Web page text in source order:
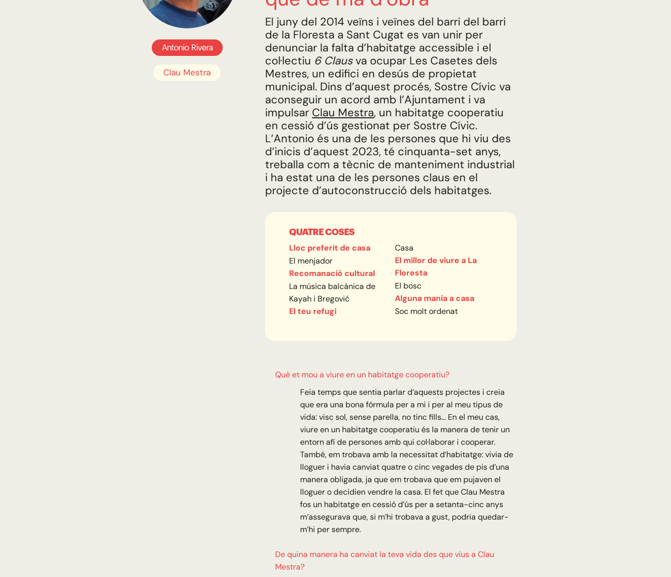
Antonio Rivera
Clau Mestra
El juny del 2014 veïns i veïnes del barri del barri
de la Floresta a Sant Cugat es van unir per
denunciar la falta d’habitatge accessible i el
col·lectiu 6 Clausva ocupar Les Casetes dels
Mestres, un edifici en desús de propietat
municipal. Dins d’aquest procés, Sostre Cívic va
aconseguir un acord amb l’Ajuntament i va
impulsar Clau Mestra, un habitatge cooperatiu
en cessió d’ús gestionat per Sostre Cívic.
L’Antonio és una de les persones que hi viu des
d’inicis d’aquest 2023, té cinquanta-set anys,
treballa com a tècnic de manteniment industrial
i ha estat una de les persones claus en el
projecte d’autoconstrucció dels habitatges.
QUATRE COSES
Lloc preferit de casa
El menjador
Recomanació cultural
La música balcànica de
Kayah i Bregović
El teu refugi
Casa
El millor de viure a La
Floresta
El bosc
Alguna mania a casa
Soc molt ordenat
Què et mou a viure en un habitatge cooperatiu?
Feia temps que sentia parlar d’aquests projectes i creia
que era una bona fórmula per a mi i per al meu tipus de
vida: visc sol, sense parella, no tinc fills… En el meu cas,
viure en un habitatge cooperatiu és la manera de tenir un
entorn afí de persones amb qui col·laborar i cooperar.
També, em trobava amb la necessitat d’habitatge: vivia de
lloguer i havia canviat quatre o cinc vegades de pis d’una
manera obligada, ja que em trobava que em pujaven el
lloguer o decidien vendre la casa. El fet que Clau Mestra
fos un habitatge en cessió d’ús per a setanta-cinc anys
m’assegurava que, si m’hi trobava a gust, podria quedar-
m’hi per sempre.
De quina manera ha canviat la teva vida des que vius a Clau
Mestra?